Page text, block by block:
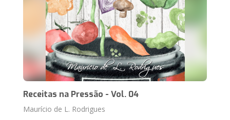
Receitas na Pressão - Vol. 04
Maurício de L. Rodrigues